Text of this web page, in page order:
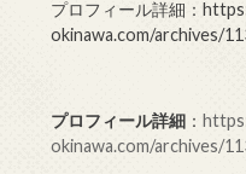
プロフィール詳細：
okinawa.com/archives/
プロフィール詳細 ：
okinawa.com/archives/